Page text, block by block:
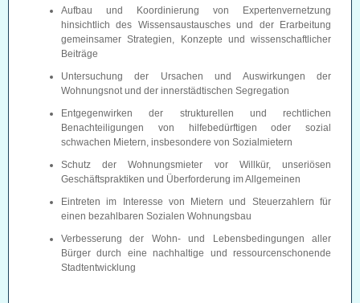
Aufbau und Koordinierung von Expertenvernetzung
hinsichtlich des Wissensaustausches und der Erarbeitung
gemeinsamer Strategien, Konzepte und wissenschaftlicher
Beiträge
Untersuchung der Ursachen und Auswirkungen der
Wohnungsnot und der innerstädtischen Segregation
Entgegenwirken der strukturellen und rechtlichen
Benachteiligungen von hilfebedürftigen oder sozial
schwachen Mietern, insbesondere von Sozialmietern
Schutz der Wohnungsmieter vor Willkür, unseriösen
Geschäftspraktiken und Überforderung im Allgemeinen
Eintreten im Interesse von Mietern und Steuerzahlern für
einen bezahlbaren Sozialen Wohnungsbau
Verbesserung der Wohn- und Lebensbedingungen aller
Bürger durch eine nachhaltige und ressourcenschonende
Stadtentwicklung